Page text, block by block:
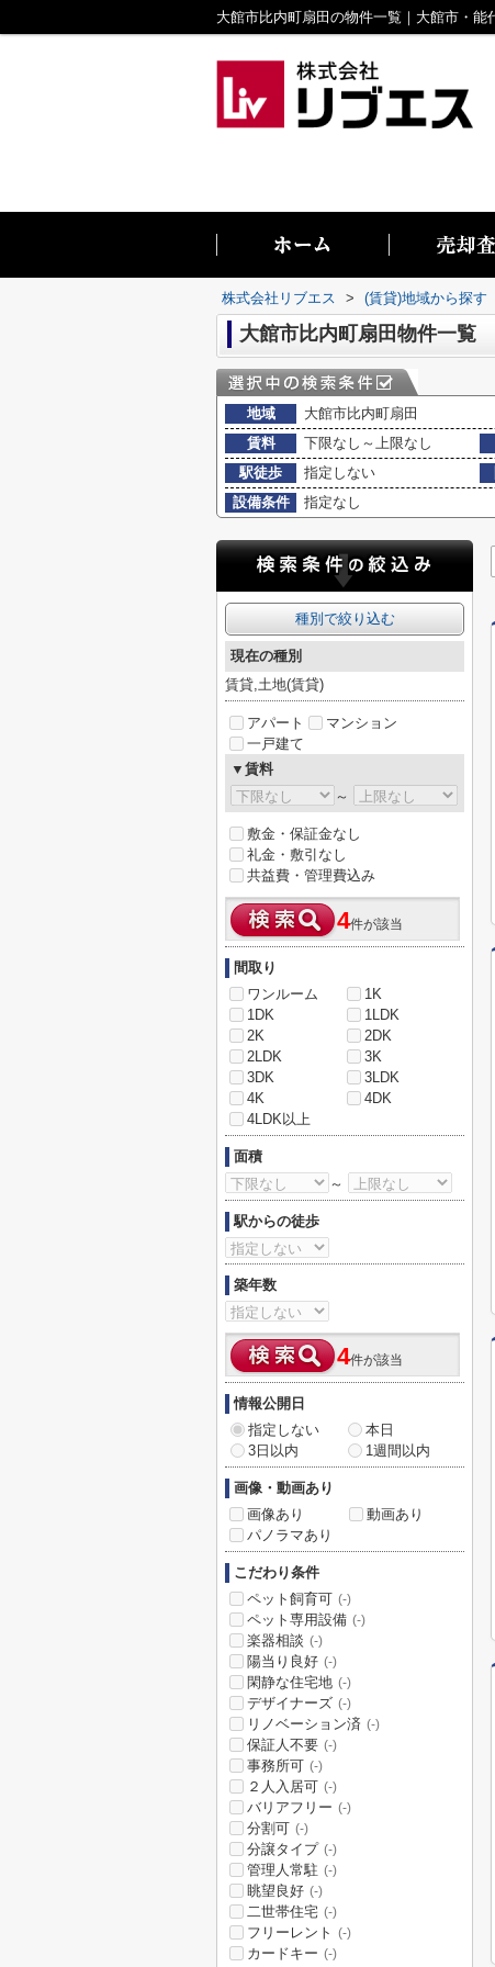
株式会社リブエス > (賃貸)地域から探す
大館市比内町扇田物件一覧
地域
大館市比内町扇田
賃料
下限なし～上限なし
駅徒歩
指定しない
設備条件
指定なし
種別で絞り込む
現在の種別
賃貸,土地(賃貸)
アパート
マンション
一戸建て
▼賃料
～
敷金・保証金なし
礼金・敷引なし
共益費・管理費込み
4件が該当
間取り
ワンルーム
1K
1DK
1LDK
2K
2DK
2LDK
3K
3DK
3LDK
4K
4DK
4LDK以上
面積
～
駅からの徒歩
築年数
4件が該当
情報公開日
指定しない
本日
3日以内
1週間以内
画像・動画あり
画像あり
動画あり
パノラマあり
こだわり条件
ペット飼育可 (-)
ペット専用設備 (-)
楽器相談 (-)
陽当り良好 (-)
閑静な住宅地 (-)
デザイナーズ (-)
リノベーション済 (-)
保証人不要 (-)
事務所可 (-)
２人入居可 (-)
バリアフリー (-)
分割可 (-)
分譲タイプ (-)
管理人常駐 (-)
眺望良好 (-)
二世帯住宅 (-)
フリーレント (-)
カードキー (-)